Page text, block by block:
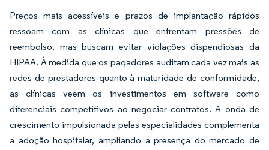
Preços mais acessíveis e prazos de implantação rápidos
ressoam com as clínicas que enfrentam pressões de
reembolso, mas buscam evitar violações dispendiosas da
HIPAA. À medida que os pagadores auditam cada vez mais as
redes de prestadores quanto à maturidade de conformidade,
as clínicas veem os investimentos em software como
diferenciais competitivos ao negociar contratos. A onda de
crescimento impulsionada pelas especialidades complementa
a adoção hospitalar, ampliando a presença do mercado de